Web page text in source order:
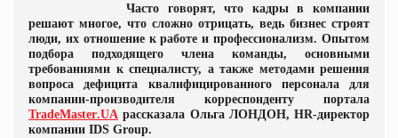
Часто говорят, что кадры в компании
решают многое, что сложно отрицать, ведь бизнес строят
люди, их отношение к работе и профессионализм. Опытом
подбора подходящего члена команды, основными
требованиями к специалисту, а также методами решения
вопроса дефицита квалифицированного персонала для
компании-производителя корреспонденту портала
TradeMaster.UA рассказала Ольга ЛОНДОН, HR-директор
компании IDS Group.